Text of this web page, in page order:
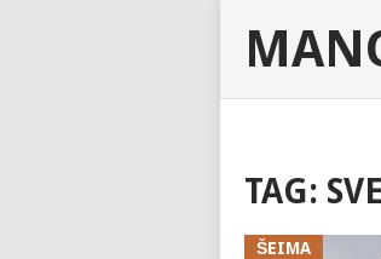
TAG:
ŠEIMA